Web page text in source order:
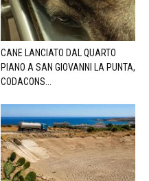
CANE LANCIATO DAL QUARTO
PIANO A SAN GIOVANNI LA PUNTA,
CODACONS...